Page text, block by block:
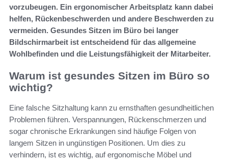
vorzubeugen. Ein ergonomischer Arbeitsplatz kann dabei
helfen, Rückenbeschwerden und andere Beschwerden zu
vermeiden. Gesundes Sitzen im Büro bei langer
Bildschirmarbeit ist entscheidend für das allgemeine
Wohlbefinden und die Leistungsfähigkeit der Mitarbeiter.
Warum ist gesundes Sitzen im Büro so
wichtig?
Eine falsche Sitzhaltung kann zu ernsthaften gesundheitlichen
Problemen führen. Verspannungen, Rückenschmerzen und
sogar chronische Erkrankungen sind häufige Folgen von
langem Sitzen in ungünstigen Positionen. Um dies zu
verhindern, ist es wichtig, auf ergonomische Möbel und